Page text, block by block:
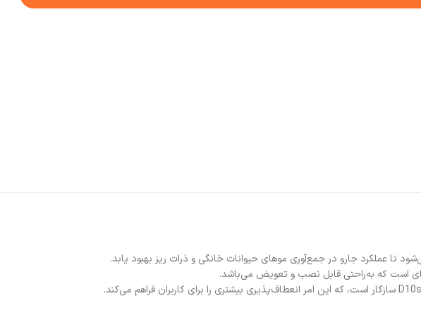
عملکرد جارو در جمع‌آوری موهای حیوانات خانگی و ذرات ریز بهبود یابد.
است که به‌راحتی قابل نصب و تعویض می‌باشد.